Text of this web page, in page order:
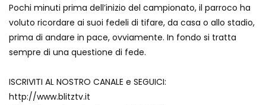
Pochi minuti prima dell’inizio del campionato, il parroco ha
voluto ricordare ai suoi fedeli di tifare, da casa o allo stadio,
prima di andare in pace, ovviamente. In fondo si tratta
sempre di una questione di fede.
ISCRIVITI AL NOSTRO CANALE e SEGUICI:
http://www.blitztv.it